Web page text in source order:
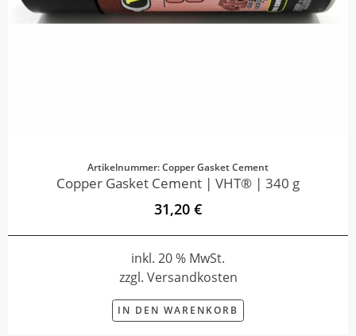
Artikelnummer: Copper Gasket Cement
Copper Gasket Cement | VHT® | 340 g
31,20 €
inkl. 20 % MwSt.
zzgl. Versandkosten
IN DEN WARENKORB